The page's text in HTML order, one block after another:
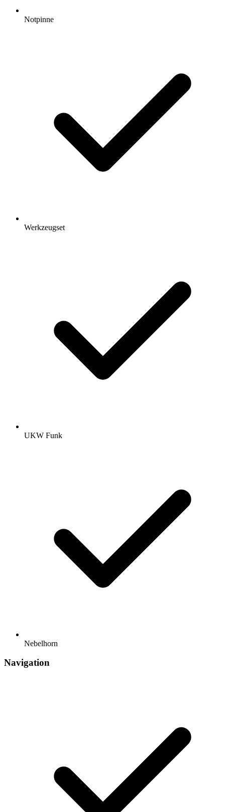
Notpinne
Werkzeugset
UKW Funk
Nebelhorn
Navigation